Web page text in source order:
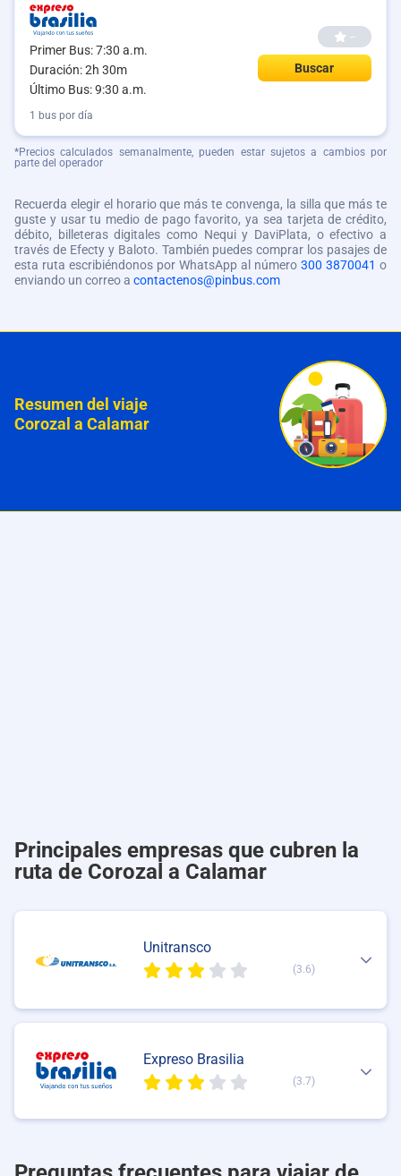
Primer Bus: 7:30 a.m.
Duración: 2h 30m
Último Bus: 9:30 a.m.
--
Buscar
1 bus por día
*Precios calculados semanalmente, pueden estar sujetos a cambios por
parte del operador
Recuerda elegir el horario que más te convenga, la silla que más te
guste y usar tu medio de pago favorito, ya sea tarjeta de crédito,
débito, billeteras digitales como Nequi y DaviPlata, o efectivo a
través de Efecty y Baloto. También puedes comprar los pasajes de
esta ruta escribiéndonos por WhatsApp al número 300 3870041 o
enviando un correo a contactenos@pinbus.com
Resumen del viaje
Corozal a Calamar
Principales empresas que cubren la
ruta de Corozal a Calamar
Unitransco
(3.6)
Expreso Brasilia
(3.7)